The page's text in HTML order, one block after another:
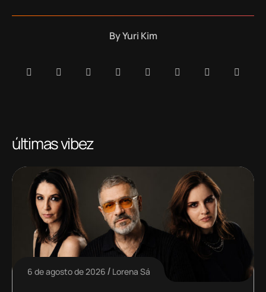
ByYuri Kim
últimas vibez
6 de agosto de 2026 Lorena Sá